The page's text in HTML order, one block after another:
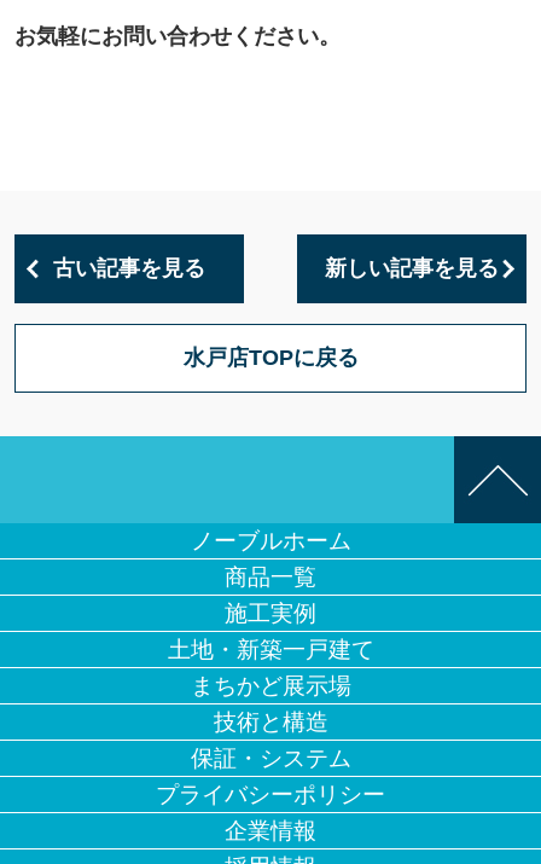
お気軽にお問い合わせください。
古い記事を見る 新しい記事を見る
水戸店TOPに戻る
ノーブルホーム
商品一覧
施工実例
土地・新築一戸建て
まちかど展示場
技術と構造
保証・システム
プライバシーポリシー
企業情報